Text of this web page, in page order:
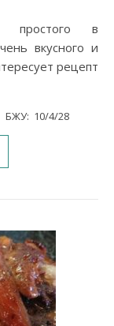
вкусного и
рецепт
БЖУ: 10/4/28